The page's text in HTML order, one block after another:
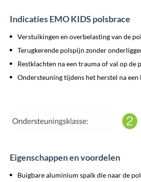
Indicaties EMO KIDS polsbrace
Verstuikingen en overbelasting van de
Terugkerende polspijn zonder
Restklachten na een trauma of val op de
Ondersteuning tijdens het herstel na
Eigenschappen en voordelen
Buigbare aluminium spalk die naar de